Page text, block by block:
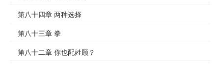
第八十四章 两种选择
第八十三章 拳
第八十二章 你也配姓顾？